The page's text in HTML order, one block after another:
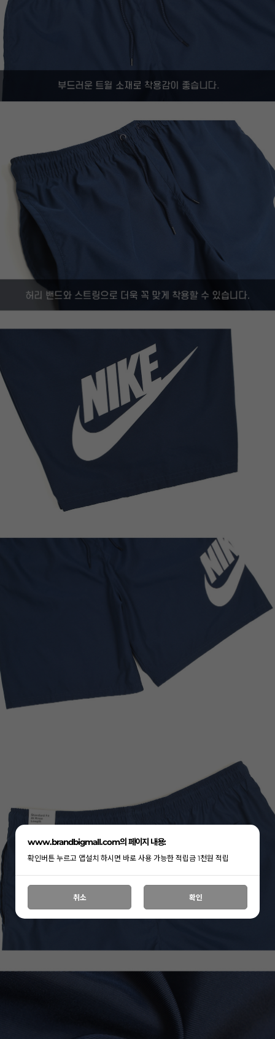
www.brandbigmall.com의 페이지 내용:
확인버튼 누르고 앱설치 하시면 바로 사용 가능한 적립금 1천원 적립
취소 확인